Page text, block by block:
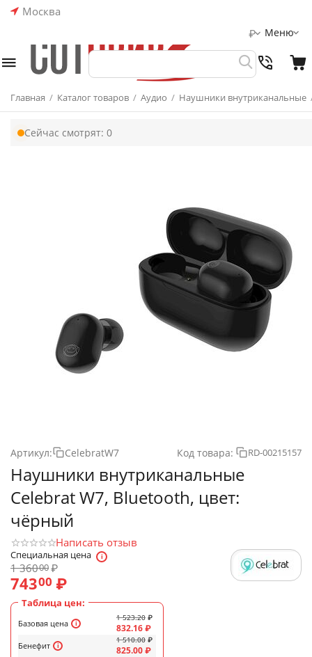
Москва
Меню
₽
Главная / Каталог товаров / Аудио / Наушники внутриканальные
Сейчас смотрят: 0
Артикул: CelebratW7 Код товара: RD-00215157
Наушники внутриканальные
Celebrat W7, Bluetooth, цвет:
чёрный
Написать отзыв
Специальная цена
1 36000₽
74300 ₽
Таблица цен:
Базовая цена
Бенефит
1 523.20 ₽
832.16₽
1 510.00 ₽
825.00₽